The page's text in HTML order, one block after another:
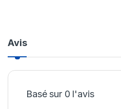
Avis
Basé sur 0 l'avis